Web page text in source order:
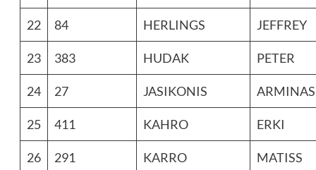
22 84 HERLINGS JEFFREY
23 383 HUDAK PETER
24 27 JASIKONIS ARMINAS
25 411 KAHRO ERKI
26 291 KARRO MATISS